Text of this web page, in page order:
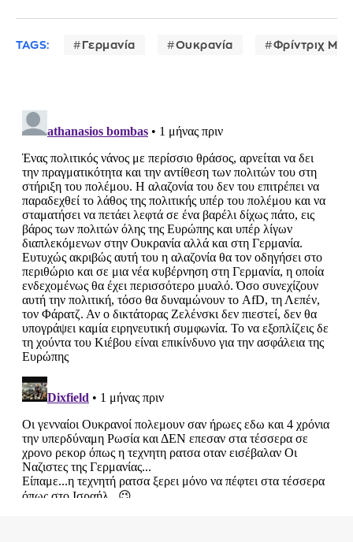
TAGS: Γερμανία Ουκρανία Φρίντριχ